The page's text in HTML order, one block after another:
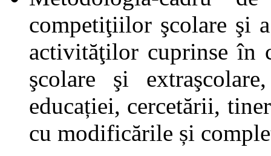
competiţiilor şcolare şi
activităţilor cuprinse în
şcolare şi
educației, cercetării,
cu modificările și